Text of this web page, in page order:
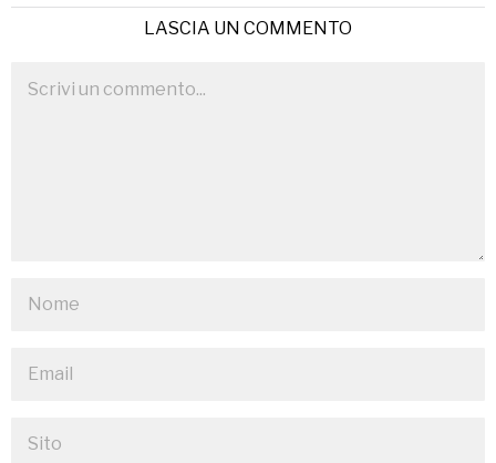
LASCIA UN COMMENTO